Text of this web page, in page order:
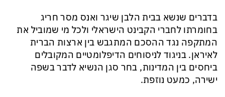
בדברים שנשא בבית הלבן שיגר ואנס מסר חריג
בחומרתו לחברי הקבינט הישראלי ולכל מי שמוביל את
המתקפה נגד ההסכם המתגבש בין ארצות הברית
לאיראן. בניגוד לניסוחים הדיפלומטיים המקובלים
ביחסים בין המדינות, בחר סגן הנשיא לדבר בשפה
ישירה, כמעט נוזפת.